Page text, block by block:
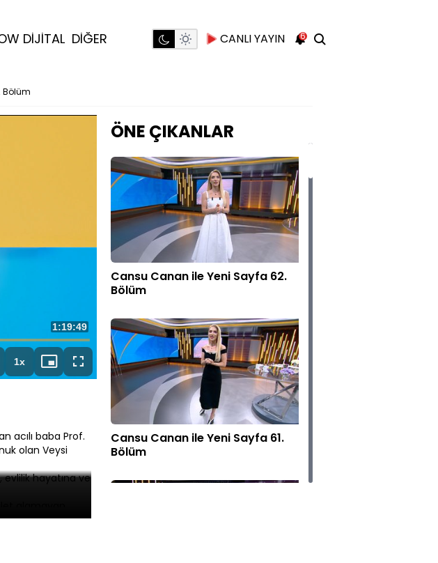
DİJİTAL DİĞER CANLI YAYIN 6
Bölüm
Toplam
Süre
1:19:49
1xOynatma
Hızı
Mini
oynatıcı
Tam
Ekran
acılı baba Prof.
olan Veysi
evlilik hayatına ve
alamayan
kuzeni
ÖNE ÇIKANLAR
Cansu Canan ile Yeni Sayfa 62.
Bölüm
Cansu Canan ile Yeni Sayfa 61.
Bölüm